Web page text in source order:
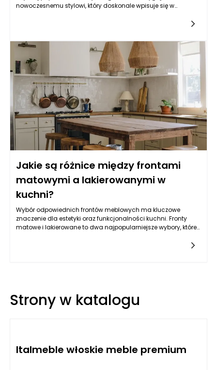
nowoczesnemu stylowi, który doskonale wpisuje się w
które pojawiają się w kontekście tych mebli, jest ich podatność
o połyskującej powierzchni, meble kuchenne Rzeszów z
matowym wykończeniem w znacznie mniejszym stopniu
przyciągają brud i odciski palców. W matowych frontach
mniej uwidaczniają się wszelkie zanieczyszczenia, co czyni je
bardziej praktycznymi w codziennym użytkowaniu. Mimo to,
nie są całkowicie odporne na zabrudzenia. W szczególności
powierzchnie wykazujące trudności w czyszczeniu mogą być
bardziej podatne na plamienie w przypadku użycia tłustych
lub ostrych substancji. Dlatego kluczowe jest regularne dbanie
o czystość mebli, aby zachować ich estetyczny wygląd na
dłużej.
Jakie są różnice między frontami
matowymi a lakierowanymi w
kuchni?
Wybór odpowiednich frontów meblowych ma kluczowe
znaczenie dla estetyki oraz funkcjonalności kuchni. Fronty
matowe i lakierowane to dwa najpopularniejsze wybory, które
pomiędzy tymi dwoma typami frontów powinien być dobrze
przemyślany, ponieważ wpływa na ogólny odbiór całego
Strony w katalogu
Italmeble włoskie meble premium